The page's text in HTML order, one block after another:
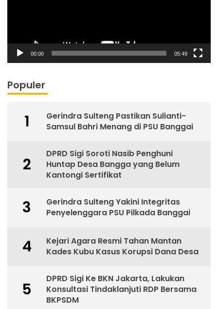
00:00 05:49
Populer
1
Gerindra Sulteng Pastikan Sulianti-
Samsul Bahri Menang di PSU Banggai
2
DPRD Sigi Soroti Nasib Penghuni
Huntap Desa Bangga yang Belum
Kantongi Sertifikat
3
Gerindra Sulteng Yakini Integritas
Penyelenggara PSU Pilkada Banggai
4
Kejari Agara Resmi Tahan Mantan
Kades Kubu Kasus Korupsi Dana Desa
5
DPRD Sigi Ke BKN Jakarta, Lakukan
Konsultasi Tindaklanjuti RDP Bersama
BKPSDM